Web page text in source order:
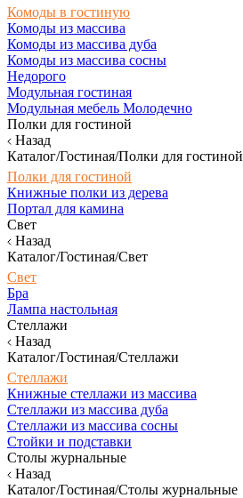
Комоды в гостиную
Комоды из массива
Комоды из массива дуба
Комоды из массива сосны
Недорого
Модульная гостиная
Модульная мебель Молодечно
Полки для гостиной
Назад
Каталог/Гостиная/Полки для гостиной
Полки для гостиной
Книжные полки из дерева
Портал для камина
Свет
Назад
Каталог/Гостиная/Свет
Свет
Бра
Лампа настольная
Стеллажи
Назад
Каталог/Гостиная/Стеллажи
Стеллажи
Книжные стеллажи из массива
Стеллажи из массива дуба
Стеллажи из массива сосны
Стойки и подставки
Столы журнальные
Назад
Каталог/Гостиная/Столы журнальные